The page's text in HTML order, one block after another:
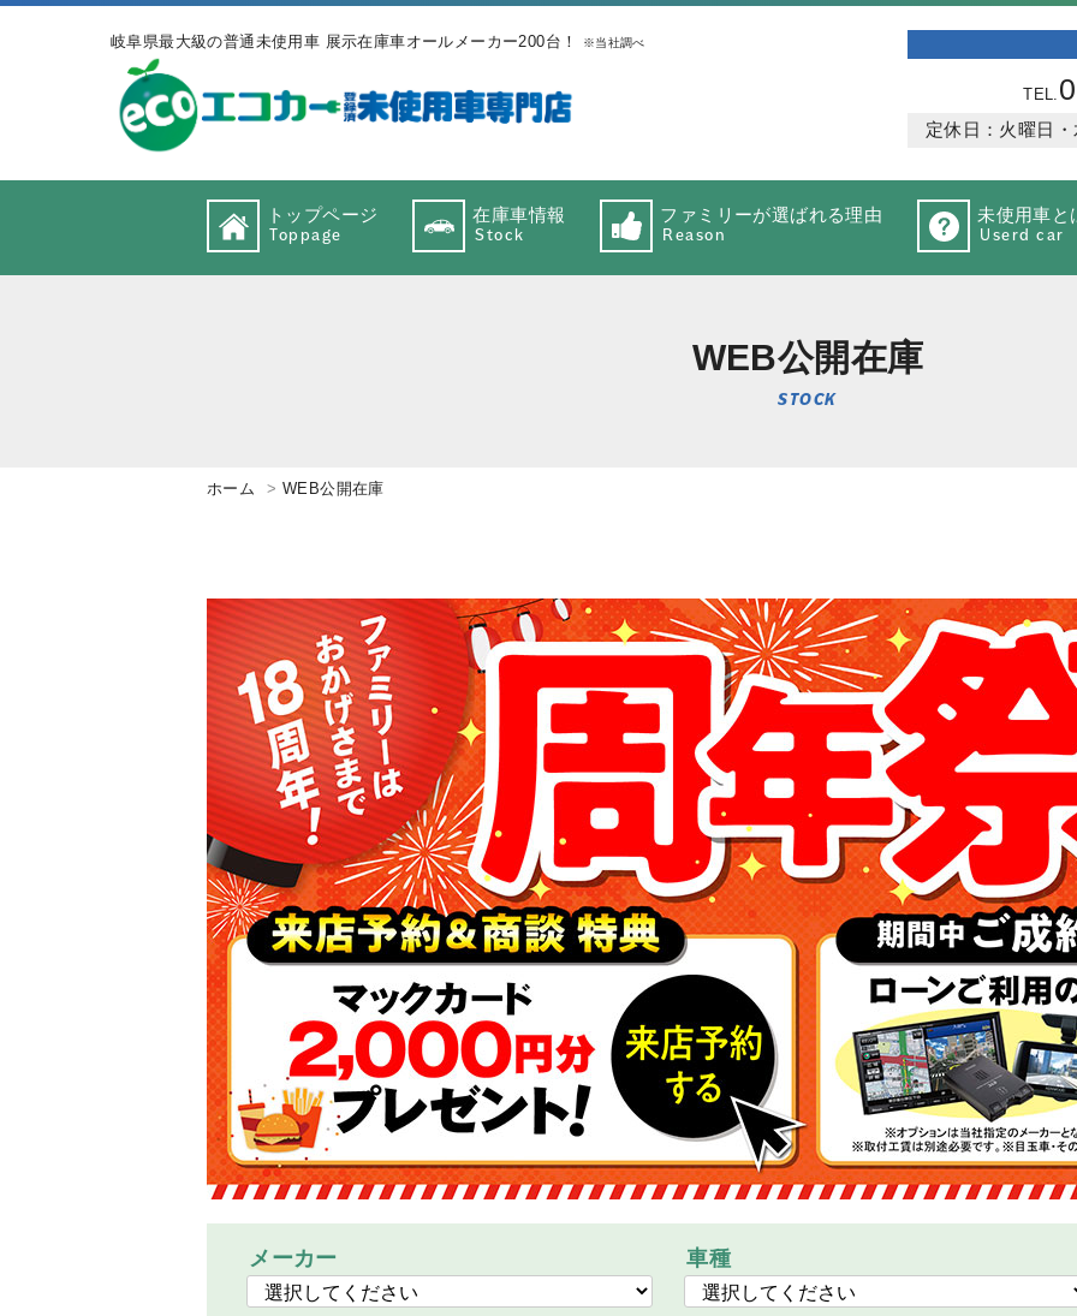
岐阜県最大級の普通未使用車 展示在庫車オールメーカー200台！ ※当社調べ
TEL.
定休日：火曜日
トップページ
Toppage
在庫車情報
Stock
ファミリーが選ばれる理由
Reason
未使用車と
Userd car
WEB公開在庫
STOCK
ホーム WEB公開在庫
メーカー 車種